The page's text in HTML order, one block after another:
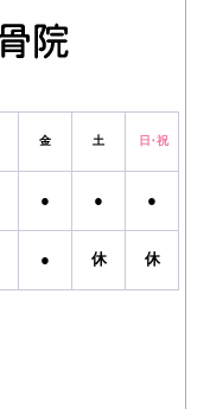
金 土 日・祝
● ● ●
● 休 休